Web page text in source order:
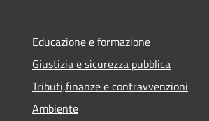
Educazione e formazione
Giustizia e sicurezza pubblica
Tributi,finanze e contravvenzioni
Ambiente